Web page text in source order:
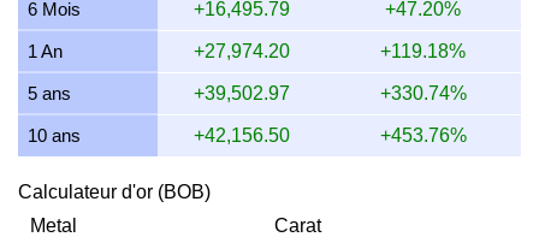
11 juillet 2026 28,493.17 916.06 687.04 535.89
6 Mois +16,495.79 +47.20%
1 An +27,974.20 +119.18%
5 ans +39,502.97 +330.74%
10 ans +42,156.50 +453.76%
Calculateur d'or (BOB)
Metal
Carat